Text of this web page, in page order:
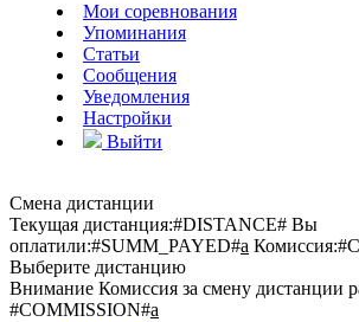
Мои соревнования
Упоминания
Статьи
Сообщения
Уведомления
Настройки
Выйти
Смена дистанции
Текущая дистанция:#DISTANCE# Вы
оплатили:#SUMM_PAYED#a Комиссия:
Выберите дистанцию
Внимание Комиссия за смену дистанции
#COMMISSION#a